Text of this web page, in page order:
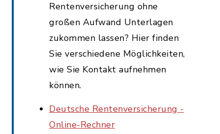
Rentenversicherung ohne
großen Aufwand Unterlagen
zukommen lassen? Hier finden
Sie verschiedene Möglichkeiten,
wie Sie Kontakt aufnehmen
können.
Deutsche Rentenversicherung -
Online-Rechner